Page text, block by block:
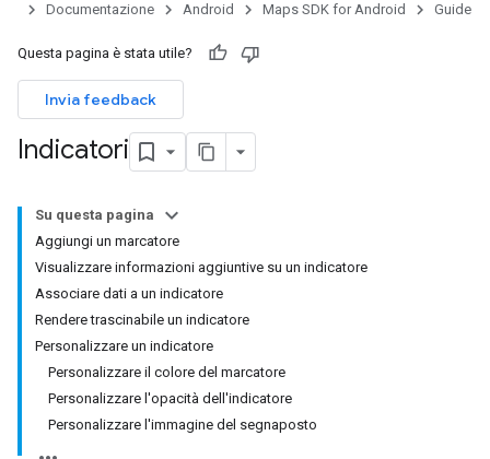
Documentazione
Android Maps SDK for Android Guide
Questa pagina è stata utile?
Invia feedback
Indicatori
Su questa pagina
Aggiungi un marcatore
Visualizzare informazioni aggiuntive su un indicatore
Associare dati a un indicatore
Rendere trascinabile un indicatore
Personalizzare un indicatore
Personalizzare il colore del marcatore
Personalizzare l'opacità dell'indicatore
Personalizzare l'immagine del segnaposto